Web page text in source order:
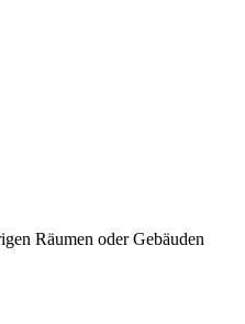
Räumen oder Gebäuden